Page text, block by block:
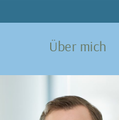
Über mich